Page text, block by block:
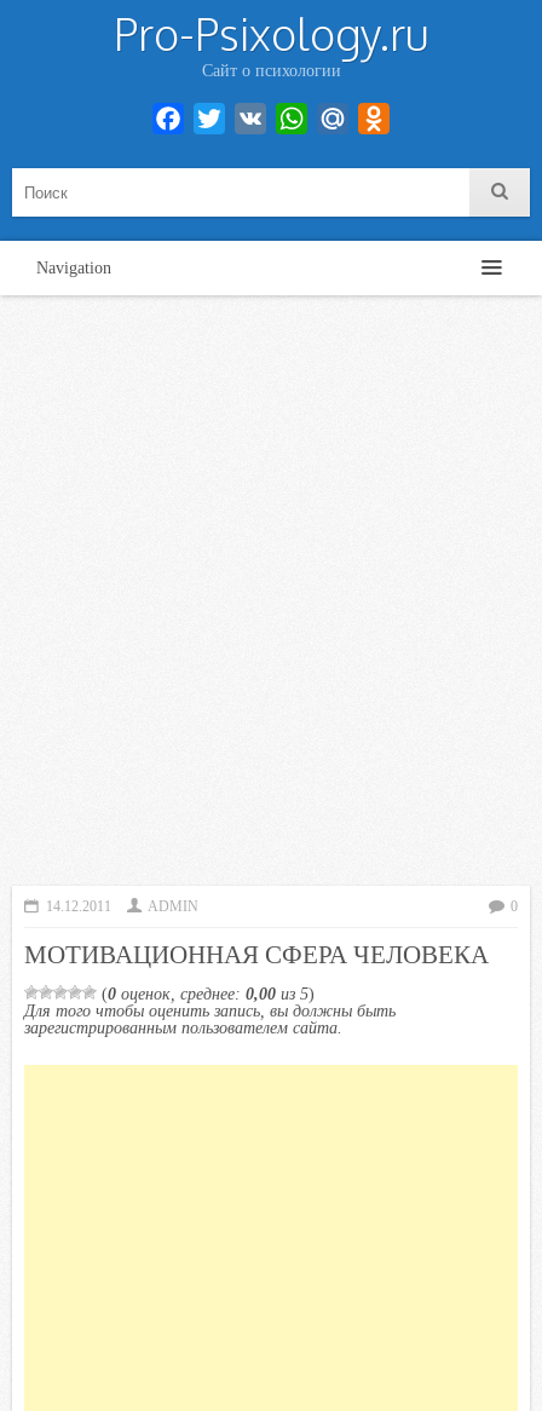
Pro-Psixology.ru
Сайт о психологии
Facebook
Twitter VK WhatsAppMail.Ru
Navigation
14.12.2011 ADMIN 0
МОТИВАЦИОННАЯ СФЕРА ЧЕЛОВЕКА
(0 оценок, среднее: 0,00 из 5)
Для того чтобы оценить запись, вы должны быть
зарегистрированным пользователем сайта.